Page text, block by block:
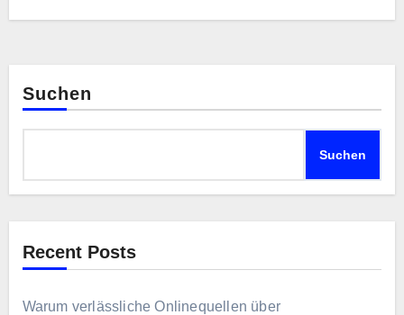
Suchen
Suchen
Recent Posts
Warum verlässliche Onlinequellen über